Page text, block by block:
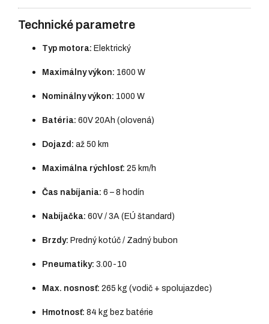
Technické parametre
Typ motora: Elektrický
Maximálny výkon: 1600 W
Nominálny výkon: 1000 W
Batéria: 60V 20Ah (olovená)
Dojazd: až 50 km
Maximálna rýchlosť: 25 km/h
Čas nabíjania: 6 – 8 hodín
Nabíjačka: 60V / 3A (EÚ štandard)
Brzdy: Predný kotúč / Zadný bubon
Pneumatiky: 3.00-10
Max. nosnosť: 265 kg (vodič + spolujazdec)
Hmotnosť: 84 kg bez batérie